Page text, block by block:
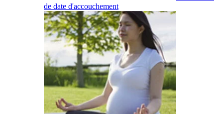
de date d'accouchement